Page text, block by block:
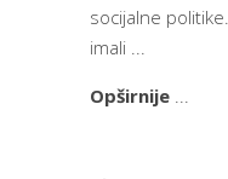
socijalne
imali
Opširnije